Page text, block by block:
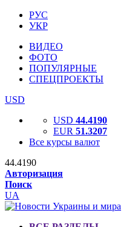
РУС
УКР
ВИДЕО
ФОТО
ПОПУЛЯРНЫЕ
СПЕЦПРОЕКТЫ
USD
USD 44.4190
EUR 51.3207
Все курсы валют
44.4190
Авторизация
Поиск
UA